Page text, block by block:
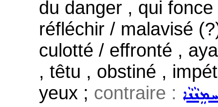
du danger , qui
réfléchir / malavisé
culotté / effronté ,
, têtu , obstiné ,
yeux ; contraire :